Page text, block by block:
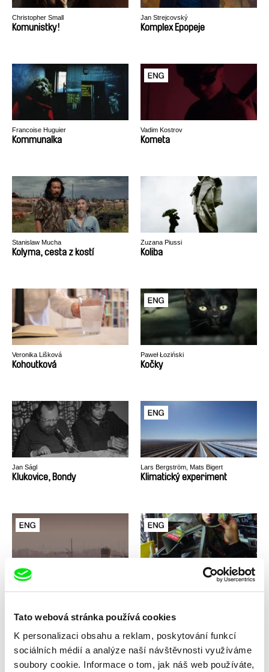
Tato webová stránka používá cookies
K personalizaci obsahu a reklam, poskytování funkcí
sociálních médií a analýze naší návštěvnosti využíváme
soubory cookie. Informace o tom, jak náš web používáte,
Christopher Small
Komunistky!
Jan Strejcovský
Komplex Epopeje
Francoise Huguier
Kommunalka
Vadim Kostrov
Kometa
Stanislaw Mucha
Kolyma, cesta z kostí
Zuzana Piussi
Koliba
Veronika Lišková
Kohoutková
Paweł Łoziński
Kočky
Jan Ságl
Klukovice, Bondy
Lars Bergström, Mats Bigert
Klimatický experiment
Alekos Alexiadis
Klimatický deník Kiosk